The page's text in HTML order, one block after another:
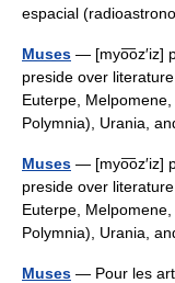
espacial
Muses — [myo͞oz′iz]
preside over
Euterpe,
Polymnia), Urania,
Muses — [myo͞oz′iz]
preside over
Euterpe,
Polymnia), Urania,
Muses — Pour les